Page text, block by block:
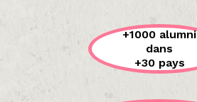
+1000 alumni
dans
+30 pays